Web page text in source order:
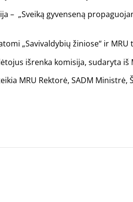
– „Sveiką gyvenseną
„Savivaldybių žiniose“ ir MRU
išrenka komisija, sudaryta
MRU Rektorė, SADM